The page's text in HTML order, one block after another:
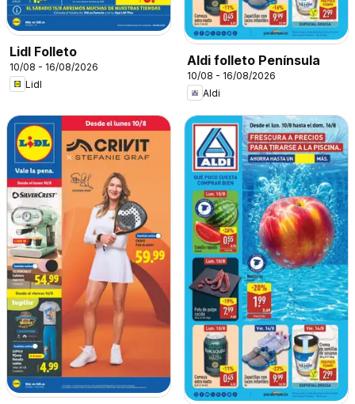
Lidl Folleto
10/08 - 16/08/2026
Lidl
Aldi folleto Península
10/08 - 16/08/2026
Aldi